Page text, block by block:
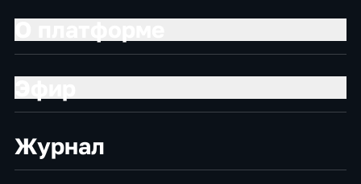
Журнал